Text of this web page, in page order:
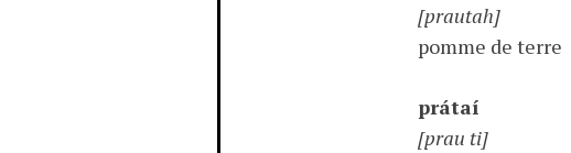
[prautah]
pomme de terre
prátaí
[prau ti]